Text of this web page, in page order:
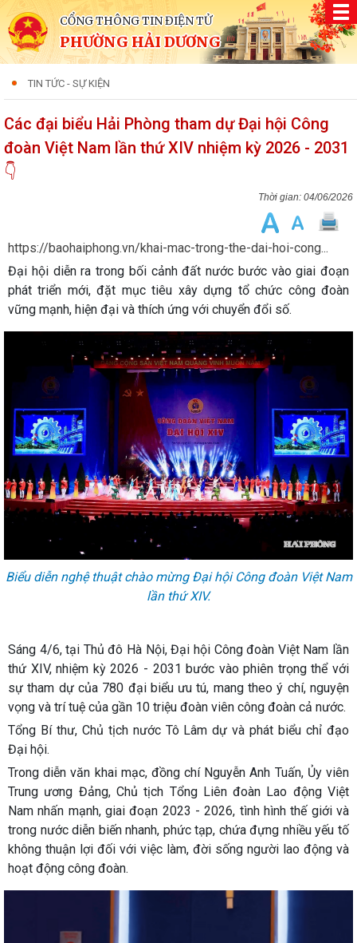
CỔNG THÔNG TIN ĐIỆN TỬ
PHƯỜNG HẢI DƯƠNG
TIN TỨC - SỰ KIỆN
Các đại biểu Hải Phòng tham dự Đại hội Công
đoàn Việt Nam lần thứ XIV nhiệm kỳ 2026 - 2031
👇
04/06/2026
https://baohaiphong.vn/khai-mac-trong-the-dai-hoi-cong...
Đại hội diễn ra trong bối cảnh đất nước bước vào giai đoạn
phát triển mới, đặt mục tiêu xây dựng tổ chức công đoàn
vững mạnh, hiện đại và thích ứng với chuyển đổi số.
Biểu diễn nghệ thuật chào mừng Đại hội Công đoàn Việt Nam
lần thứ XIV.
Sáng 4/6, tại Thủ đô Hà Nội, Đại hội Công đoàn Việt Nam lần
thứ XIV, nhiệm kỳ 2026 - 2031 bước vào phiên trọng thể với
sự tham dự của 780 đại biểu ưu tú, mang theo ý chí, nguyện
vọng và trí tuệ của gần 10 triệu đoàn viên công đoàn cả nước.
Tổng Bí thư, Chủ tịch nước Tô Lâm dự và phát biểu chỉ đạo
Đại hội.
Trong diễn văn khai mạc, đồng chí Nguyễn Anh Tuấn, Ủy viên
Trung ương Đảng, Chủ tịch Tổng Liên đoàn Lao động Việt
Nam nhấn mạnh, giai đoạn 2023 - 2026, tình hình thế giới và
trong nước diễn biến nhanh, phức tạp, chứa đựng nhiều yếu tố
không thuận lợi đối với việc làm, đời sống người lao động và
hoạt động công đoàn.